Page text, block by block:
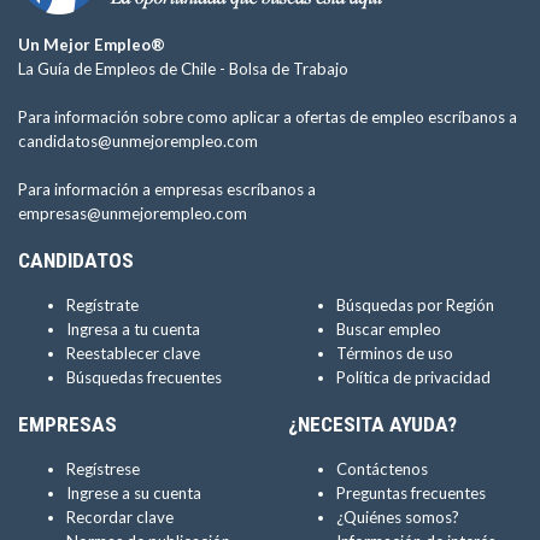
Un Mejor Empleo®
La Guía de Empleos de Chile - Bolsa de Trabajo
Para información sobre como aplicar a ofertas de empleo escríbanos a
candidatos@unmejorempleo.com
Para información a empresas escríbanos a
empresas@unmejorempleo.com
CANDIDATOS
Regístrate
Ingresa a tu cuenta
Reestablecer clave
Búsquedas frecuentes
Búsquedas por Región
Buscar empleo
Términos de uso
Política de privacidad
EMPRESAS
Regístrese
Ingrese a su cuenta
Recordar clave
¿NECESITA AYUDA?
Contáctenos
Preguntas frecuentes
¿Quiénes somos?